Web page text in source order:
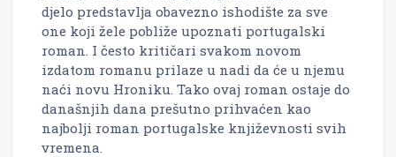
djelo predstavlja obavezno ishodište za sve
one koji žele pobliže upoznati portugalski
roman. I često kritičari svakom novom
izdatom romanu prilaze u nadi da će u njemu
naći novu Hroniku. Tako ovaj roman ostaje do
današnjih dana prešutno prihvaćen kao
najbolji roman portugalske književnosti svih
vremena.